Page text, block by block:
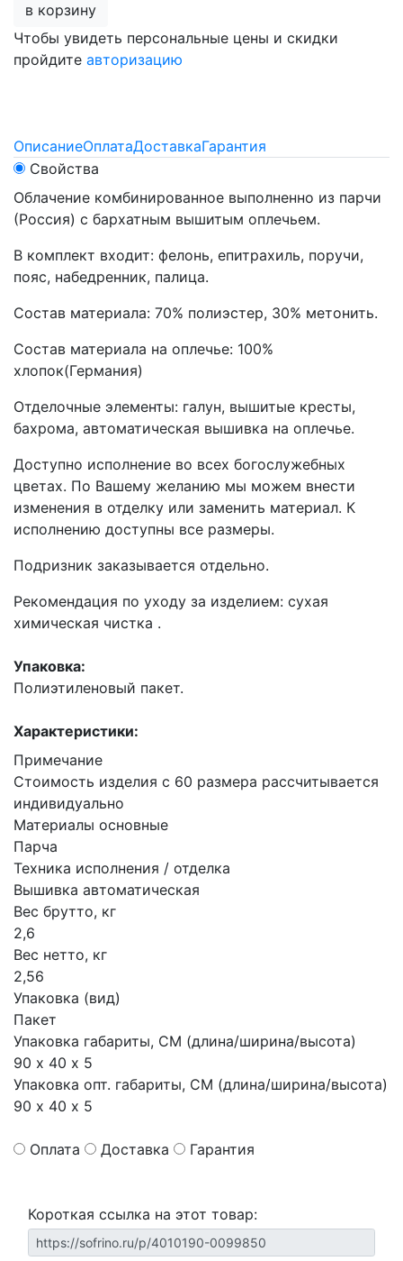
в корзину
Чтобы увидеть персональные цены и скидки
пройдите авторизацию
ОписаниеОплатаДоставкаГарантия
Свойства
Облачение комбинированное выполненно из парчи
(Россия) с бархатным вышитым оплечьем.
В комплект входит: фелонь, епитрахиль, поручи,
пояс, набедренник, палица.
Состав материала: 70% полиэстер, 30% метонить.
Состав материала на оплечье: 100%
хлопок(Германия)
Отделочные элементы: галун, вышитые кресты,
бахрома, автоматическая вышивка на оплечье.
Доступно исполнение во всех богослужебных
цветах. По Вашему желанию мы можем внести
изменения в отделку или заменить материал. К
исполнению доступны все размеры.
Подризник заказывается отдельно.
Рекомендация по уходу за изделием: сухая
химическая чистка .
Упаковка:
Полиэтиленовый пакет.
Характеристики:
Примечание
Стоимость изделия с 60 размера рассчитывается
индивидуально
Материалы основные
Парча
Техника исполнения / отделка
Вышивка автоматическая
Вес брутто, кг
2,6
Вес нетто, кг
2,56
Упаковка (вид)
Пакет
Упаковка габариты, СМ (длина/ширина/высота)
90 х 40 х 5
Упаковка опт. габариты, СМ (длина/ширина/высота)
90 х 40 х 5
Оплата Доставка Гарантия
Короткая ссылка на этот товар: